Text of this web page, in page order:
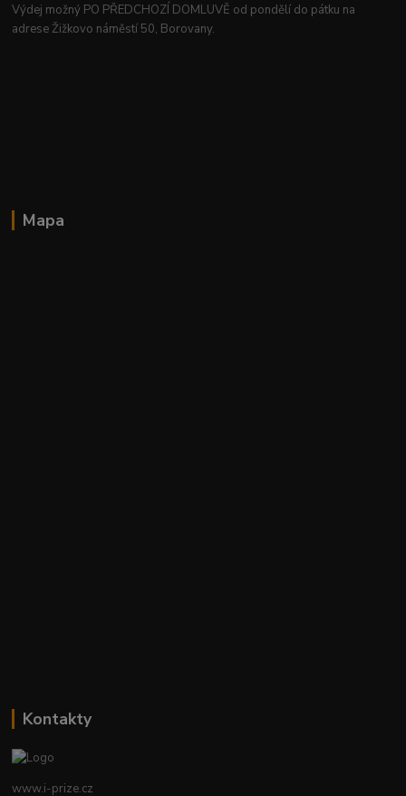
Výdej možný PO PŘEDCHOZÍ DOMLUVĚ od pondělí do pátku na
adrese Žižkovo náměstí 50, Borovany.
Mapa
Kontakty
www.i-prize.cz